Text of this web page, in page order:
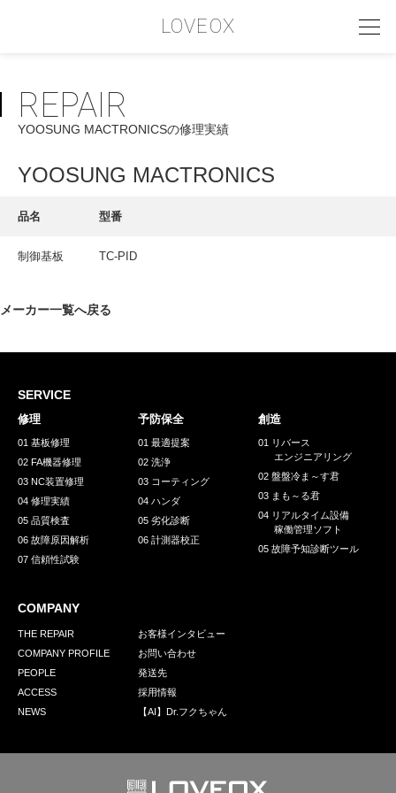
LOVEOX
PHILOSOPHY
フィロソフィー
COMPANY PROFILE
INTERVIEW
採用情報
GREEN CHALLENGE
環境への取り組み
お問い合わせ 発送先
REPAIR
YOOSUNG MACTRONICSの修理実績
YOOSUNG MACTRONICS
品名 型番
制御基板 TC-PID
メーカー一覧へ戻る
SERVICE
修理
01 基板修理
02 FA機器修理
03 NC装置修理
04 修理実績
05 品質検査
06 故障原因解析
07 信頼性試験
予防保全
01 最適提案
02 洗浄
03 コーティング
04 ハンダ
05 劣化診断
06 計測器校正
創造
01 リバース
エンジニアリング
02 盤盤冷ま～す君
03 まも～る君
04 リアルタイム設備
稼働管理ソフト
05 故障予知診断ツール
COMPANY
THE REPAIR
COMPANY PROFILE
PEOPLE
ACCESS
NEWS
お客様インタビュー
お問い合わせ
発送先
採用情報
【AI】Dr.フクちゃん